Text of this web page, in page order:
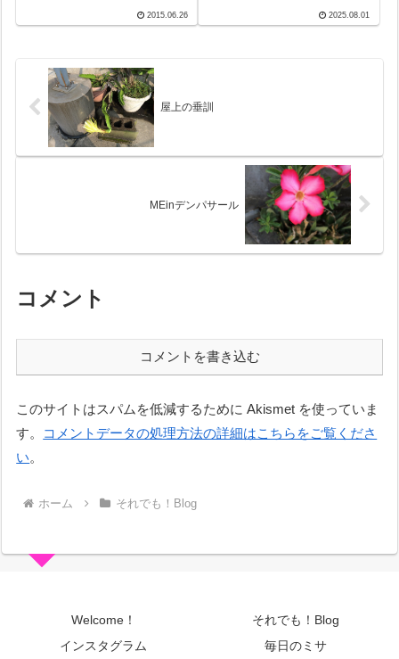
い。決まって使者が送られ、
「もう始まるから…」と手をひ
2015.06.26
者のグループも活動していた。1
2025.08.01
屋上の垂訓
MEinデンパサール
コメント
コメントを書き込む
このサイトはスパムを低減するために Akismet を使っていま
す。
コメントデータの処理方法の詳細はこちらをご覧くださ
い。
ホーム それでも！Blog
Welcome！
それでも！Blog
インスタグラム
毎日のミサ